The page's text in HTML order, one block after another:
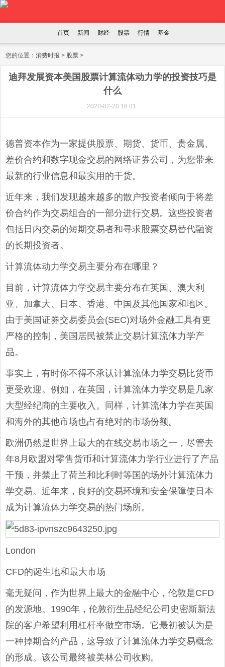
首页 新闻 财经 股票 行情 基金
您的位置：消费时报 > 股票 >
迪拜发展资本美国股票计算流体动力学的投资技巧是
什么
2020-02-20 16:01
德普资本作为一家提供股票、期货、货币、贵金属、
差价合约和数字现金交易的网络证券公司，为您带来
最新的行业信息和最实用的干货。
近年来，我们发现越来越多的散户投资者倾向于将差
价合约作为交易组合的一部分进行交易。这些投资者
包括日内交易的短期交易者和寻求股票交易替代融资
的长期投资者。
计算流体动力学交易主要分布在哪里？
目前，计算流体力学交易主要分布在英国、澳大利
亚、加拿大、日本、香港、中国及其他国家和地区。
由于美国证券交易委员会(SEC)对场外金融工具有更
严格的控制，美国居民被禁止交易计算流体力学产
品。
事实上，有时你不得不承认计算流体力学交易比货币
更受欢迎。例如，在英国，计算流体力学交易是几家
大型经纪商的主要收入。同样，计算流体力学在英国
和海外的其他市场也占有绝对的市场份额。
欧洲仍然是世界上最大的在线交易市场之一，尽管去
年8月欧盟对零售货币和计算流体力学行业进行了产品
干预，并禁止了荷兰和比利时等国的场外计算流体力
学交易。近年来，良好的交易环境和安全保障使日本
成为计算流体力学交易的热门场所。
London
CFD的诞生地和最大市场
毫无疑问，作为世界上最大的金融中心，伦敦是CFD
的发源地。1990年，伦敦衍生品经纪公司史密斯新法
院的客户希望利用杠杆率做空市场。它最初被认为是
一种掉期合约产品，这导致了计算流体力学交易概念
的形成。该公司最终被美林公司收购。